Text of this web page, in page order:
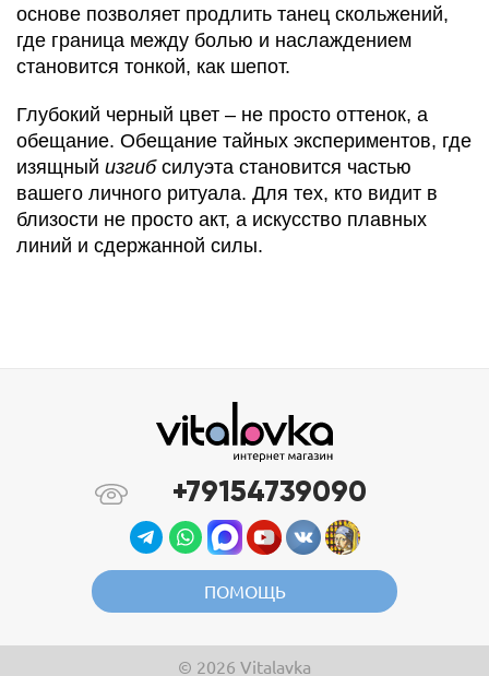
основе позволяет продлить танец скольжений,
где граница между болью и наслаждением
становится тонкой, как шепот.
Глубокий черный цвет – не просто оттенок, а
обещание. Обещание тайных экспериментов, где
изящный изгибсилуэта становится частью
вашего личного ритуала. Для тех, кто видит в
близости не просто акт, а искусство плавных
линий и сдержанной силы.
+79154739090
ПОМОЩЬ
© 2026 Vitalavka